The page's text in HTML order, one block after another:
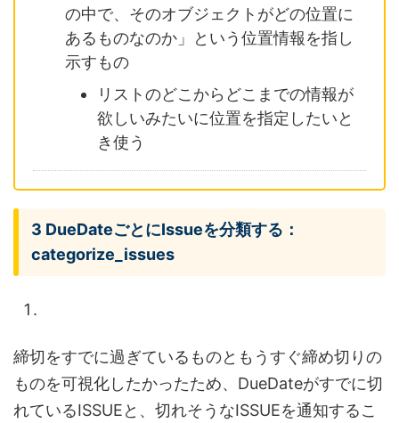
の中で、そのオブジェクトがどの位置に
あるものなのか」という位置情報を指し
示すもの
リストのどこからどこまでの情報が
欲しいみたいに位置を指定したいと
き使う
3 DueDateごとにIssueを分類する：
categorize_issues
締切をすでに過ぎているものともうすぐ締め切りの
ものを可視化したかったため、DueDateがすでに切
れているISSUEと、切れそうなISSUEを通知するこ